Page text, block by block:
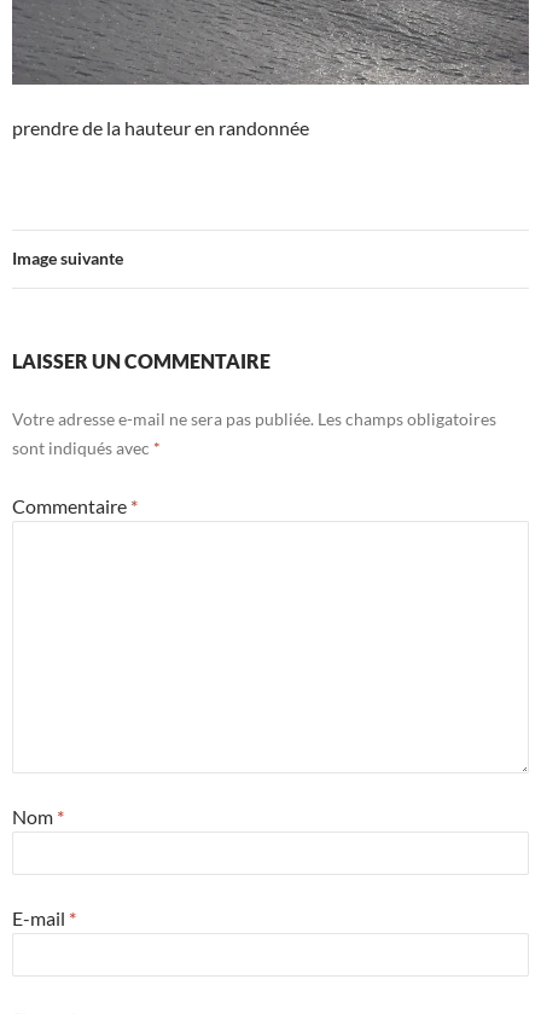
prendre de la hauteur en randonnée
Image suivante
LAISSER UN COMMENTAIRE
Votre adresse e-mail ne sera pas publiée. Les champs obligatoires
sont indiqués avec *
Commentaire *
Nom *
E-mail *